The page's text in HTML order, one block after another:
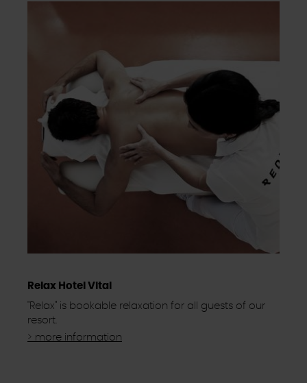
Relax Hotel Vital
"Relax" is bookable relaxation for all guests of our
resort.
> more information